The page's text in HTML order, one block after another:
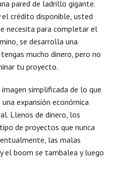
pared de ladrillo gigante.
crédito disponible, usted
necesita para completar el
se desarrolla una
mucho dinero, pero no
tu proyecto.
simplificada de lo que
expansión económica
Llenos de dinero, los
de proyectos que nunca
las malas
el boom se tambalea y luego